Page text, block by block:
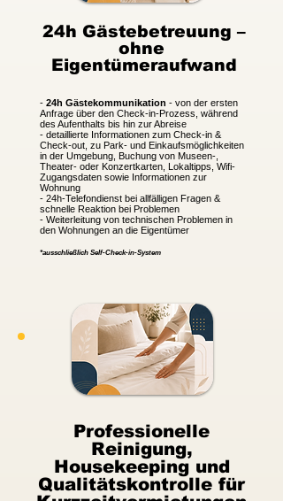
24h Gästebetreuung –
ohne
Eigentümeraufwand
- 24h Gästekommunikation - von der ersten
Anfrage über den Check-in-Prozess, während
des Aufenthalts bis hin zur Abreise
- detaillierte Informationen zum Check-in &
Check-out, zu Park- und Einkaufsmöglichkeiten
in der Umgebung, Buchung von Museen-,
Theater- oder Konzertkarten, Lokaltipps, Wifi-
Zugangsdaten sowie Informationen zur
Wohnung
- 24h-Telefondienst bei allfälligen Fragen &
schnelle Reaktion bei Problemen
- Weiterleitung von technischen Problemen in
den Wohnungen an die Eigentümer​
*ausschließlich Self-Check-in-System
Professionelle
Reinigung,
Housekeeping und
Qualitätskontrolle für